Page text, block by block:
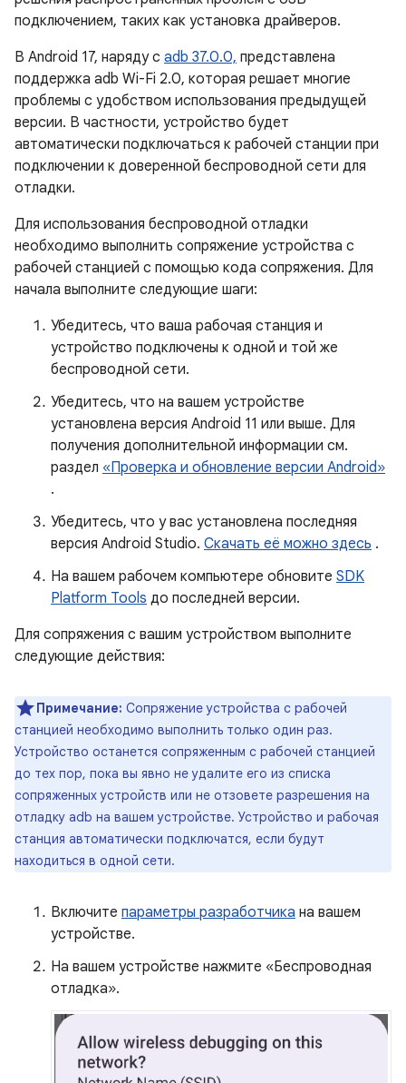
подключением, таких как установка драйверов.
В Android 17, наряду с adb 37.0.0, представлена ​​
поддержка adb Wi-Fi 2.0, которая решает многие
проблемы с удобством использования предыдущей
версии. В частности, устройство будет
автоматически подключаться к рабочей станции при
подключении к доверенной беспроводной сети для
отладки.
Для использования беспроводной отладки
необходимо выполнить сопряжение устройства с
рабочей станцией с помощью кода сопряжения. Для
начала выполните следующие шаги:
Убедитесь, что ваша рабочая станция и
устройство подключены к одной и той же
беспроводной сети.
Убедитесь, что на вашем устройстве
установлена ​​версия Android 11 или выше. Для
получения дополнительной информации см.
раздел «Проверка и обновление версии Android»
.
Убедитесь, что у вас установлена ​​последняя
версия Android Studio. Скачать её можно здесь .
На вашем рабочем компьютере обновите SDK
Platform Tools до последней версии.
Для сопряжения с вашим устройством выполните
следующие действия:
Примечание: Сопряжение устройства с рабочей
станцией необходимо выполнить только один раз.
Устройство останется сопряженным с рабочей станцией
до тех пор, пока вы явно не удалите его из списка
сопряженных устройств или не отзовете разрешения на
отладку adb на вашем устройстве. Устройство и рабочая
станция автоматически подключатся, если будут
находиться в одной сети.
Включите параметры разработчика на вашем
устройстве.
На вашем устройстве нажмите «Беспроводная
отладка».